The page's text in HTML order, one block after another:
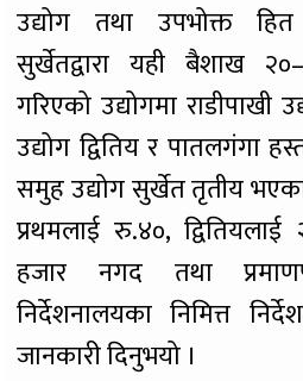
उद्योग तथा उपभोक्त
सुर्खेतद्वारा यही बैशाख
गरिएको उद्योगमा राडीपाखी
उद्योग द्वितिय र पातलगंगा
समुह उद्योग सुर्खेत तृतीय
प्रथमलाई रु.४०,
हजार नगद तथा
निर्देशनालयका निमित्त
जानकारी दिनुभयो ।